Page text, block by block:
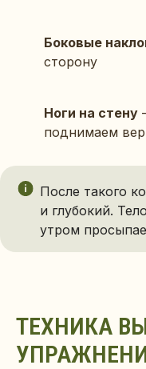
Боковые
сторону
Ноги на стену
поднимаем
После такого
и глубокий.
утром
ТЕХНИКА